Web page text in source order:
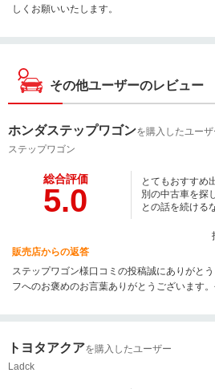
しくお願いいたします。
その他ユーザーのレビュー
ホンダステップワゴンを購入したユーザ
ステップワゴン
総合評価
5.0
とてもおすすめ
別の中古車を探
との話を続ける
販売店からの返答
ステップワゴン様口コミの投稿誠にありがと
フへのお褒めのお言葉ありがとうございます
トヨタアクアを購入したユーザー
Ladck